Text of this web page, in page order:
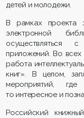
детей и молодежи.
В рамках проекта
электронной
осуществляться
приложений. Во всех
работа
книг». В целом,
мероприятий,
то интересное и
Российский